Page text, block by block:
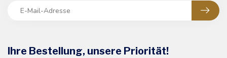
Ihre Bestellung, unsere Priorität!